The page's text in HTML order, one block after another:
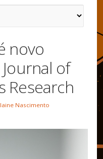
novo
of
Research
Nascimento